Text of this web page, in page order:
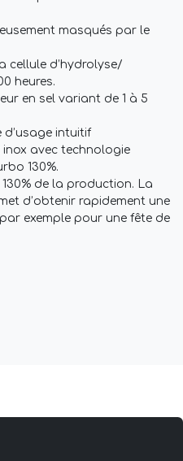
masqués par le
cellule d’hydrolyse/
heures.
en sel variant de 1 à 5
d’usage intuitif
avec technologie
130%.
de la production. La
d’obtenir rapidement une
exemple pour une fête de